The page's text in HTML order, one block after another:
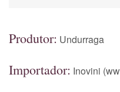
Produtor: Undurraga
Importador: Inovini